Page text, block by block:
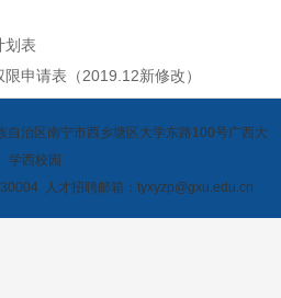
划表
申请表（2019.12新修改）
治区南宁市西乡塘区大学东路100号广西大
学西校园
人才招聘邮箱：tyxyzp@gxu.edu.cn